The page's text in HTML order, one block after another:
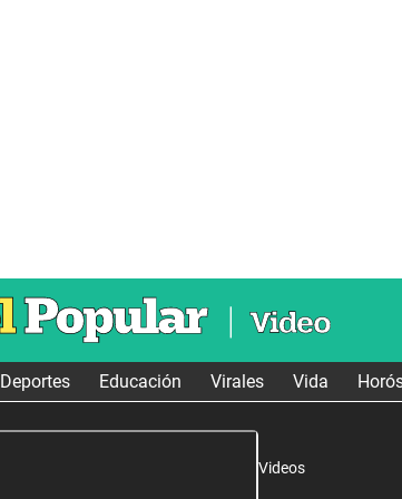
Deportes Educación Virales Vida
Videos